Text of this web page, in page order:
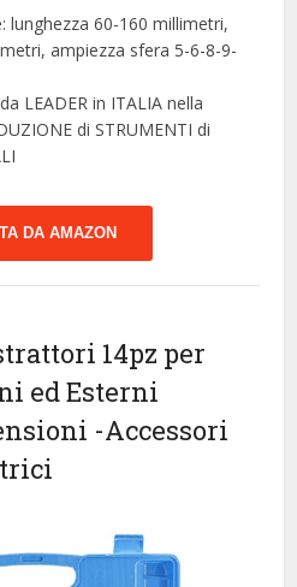
lunghezza 60-160 millimetri,
ampiezza sfera 5-6-8-9-
LEADER in ITALIA nella
di STRUMENTI di
DA AMAZON
14pz per
ed Esterni
-Accessori